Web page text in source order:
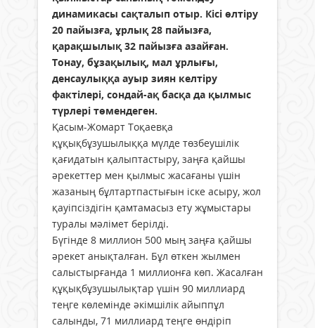
динамикасы сақталып отыр. Кісі өлтіру
20 пайызға, ұрлық 28 пайызға,
қарақшылық 32 пайызға азайған.
Тонау, бұзақылық, мал ұрлығы,
денсаулыққа ауыр зиян келтіру
фактілері, сондай-ақ басқа да қылмыс
түрлері төмендеген.
Қасым-Жомарт Тоқаевқа
құқықбұзушылыққа мүлде төзбеушілік
қағидатын қалыптастыру, заңға қайшы
әрекеттер мен қылмыс жасағаны үшін
жазаның бұлтартпастығын іске асыру, жол
қауіпсіздігін қамтамасыз ету жұмыстары
туралы мәлімет берілді.
Бүгінде 8 миллион 500 мың заңға қайшы
әрекет анықталған. Бұл өткен жылмен
салыстырғанда 1 миллионға көп. Жасалған
құқықбұзушылықтар үшін 90 миллиард
теңге көлемінде әкімшілік айыппұл
салынды, 71 миллиард теңге өндіріп